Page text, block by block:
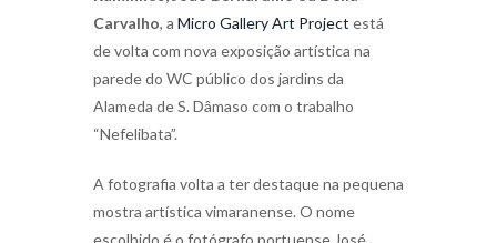
Carvalho, a Micro Gallery Art Project está
de volta com nova exposição artística na
parede do WC público dos jardins da
Alameda de S. Dâmaso com o trabalho
“Nefelibata”.
A fotografia volta a ter destaque na pequena
mostra artística vimaranense. O nome
escolhido é o fotógrafo portuense José